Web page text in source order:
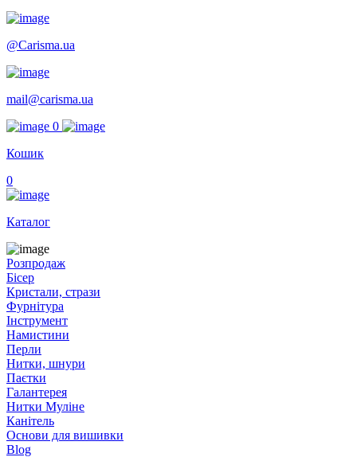
@Carisma.ua
mail@carisma.ua
0
Кошик
0
Каталог
Розпродаж
Бісер
Кристали, стрази
Фурнітура
Інструмент
Намистини
Перли
Нитки, шнури
Паєтки
Галантерея
Нитки Муліне
Канітель
Основи для вишивки
Blog